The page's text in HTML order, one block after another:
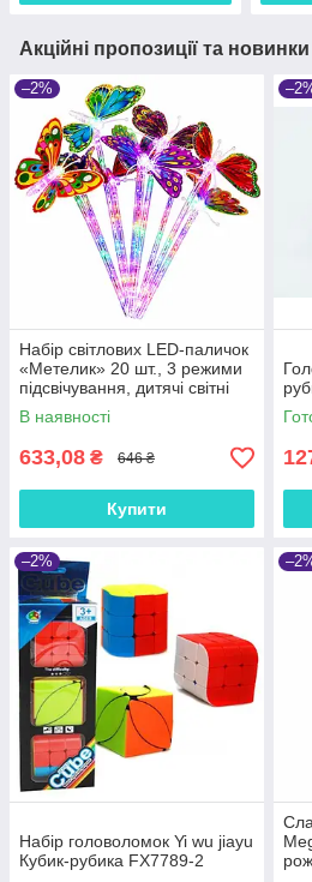
Акційні пропозиції та новинки
–2%
Набір світлових LED-паличок
«Метелик» 20 шт., 3 режими
підсвічування, дитячі світні
палички, батарейки в
комплекті, 46 см
В наявності
633,08 ₴ 646 ₴
Купити
–2%
Набір головоломок Yi wu jiayu
Кубик-рубика FX7789-2